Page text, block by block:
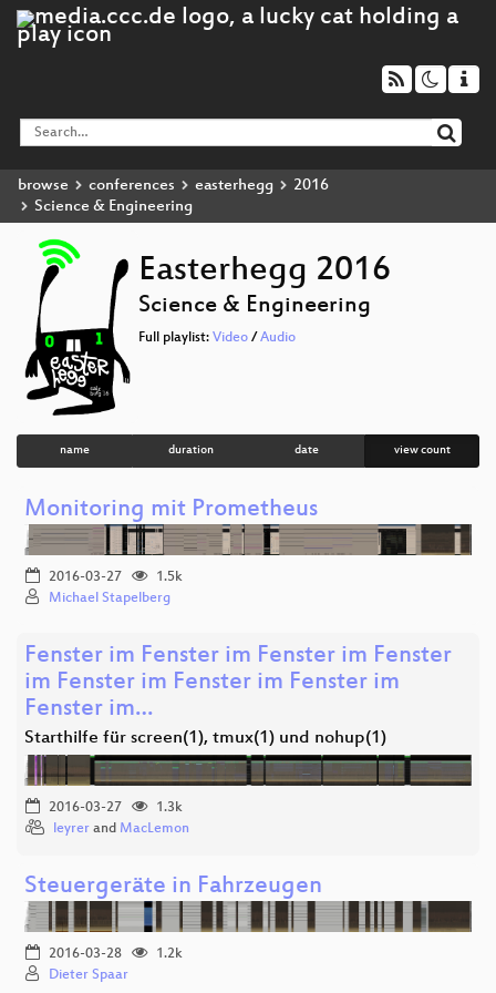
browse conferences easterhegg
2016
Science & Engineering
Easterhegg 2016
Science & Engineering
Full playlist: Video / Audio
name duration date view count
Monitoring mit Prometheus
2016-03-27
1.5k
Michael Stapelberg
Fenster im Fenster im Fenster im Fenster
im Fenster im Fenster im Fenster im
Fenster im…
Starthilfe für screen(1), tmux(1) und nohup(1)
2016-03-27
1.3k
leyrer and MacLemon
Steuergeräte in Fahrzeugen
2016-03-28
1.2k
Dieter Spaar